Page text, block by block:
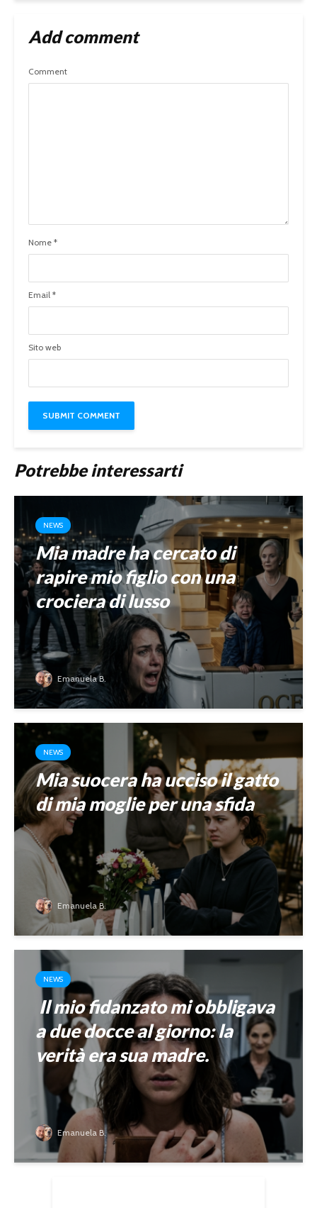
Add comment
Comment
Nome *
Email *
Sito web
Potrebbe interessarti
NEWS
Mia madre ha cercato di
rapire mio figlio con una
crociera di lusso
Emanuela B.
NEWS
Mia suocera ha ucciso il gatto
di mia moglie per una sfida
Emanuela B.
NEWS
Il mio fidanzato mi obbligava
a due docce al giorno: la
verità era sua madre.
Emanuela B.